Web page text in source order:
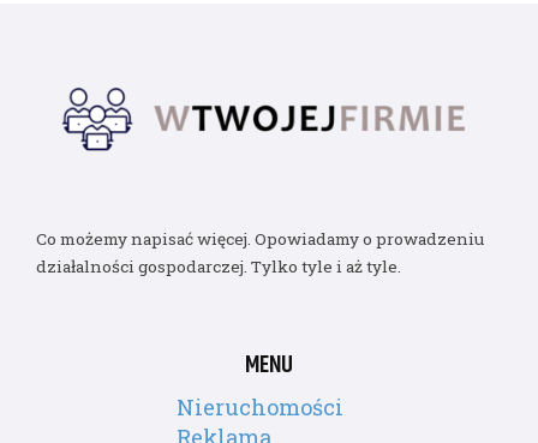
Co możemy napisać więcej. Opowiadamy o prowadzeniu
działalności gospodarczej. Tylko tyle i aż tyle.
MENU
Nieruchomości